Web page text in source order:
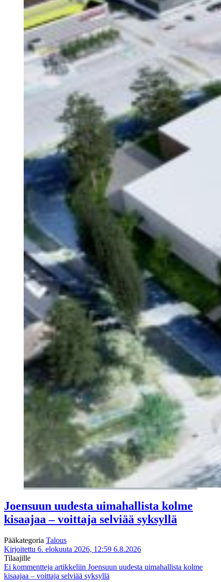
Joensuun uudesta uimahallista kolme
kisaajaa – voittaja selviää syksyllä
Pääkategoria Talous
Kirjoitettu 6. elokuuta 2026, 12:59 6.8.2026
Tilaajille
Ei kommentteja artikkeliin Joensuun uudesta uimahallista kolme
kisaajaa – voittaja selviää syksyllä